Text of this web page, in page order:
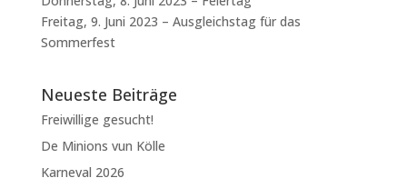
Freitag, 9. Juni 2023 – Ausgleichstag für das
Sommerfest
Neueste Beiträge
Freiwillige gesucht!
De Minions vun Kölle
Karneval 2026